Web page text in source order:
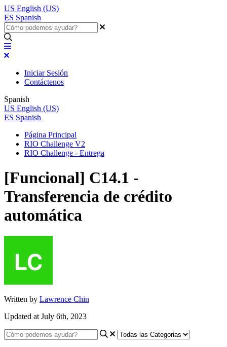
US English (US)
ES Spanish
Iniciar Sesión
Contáctenos
Spanish
US English (US)
ES Spanish
Página Principal
RIO Challenge V2
RIO Challenge - Entrega
[Funcional] C14.1 -
Transferencia de crédito
automática
Written by Lawrence Chin
Updated at July 6th, 2023